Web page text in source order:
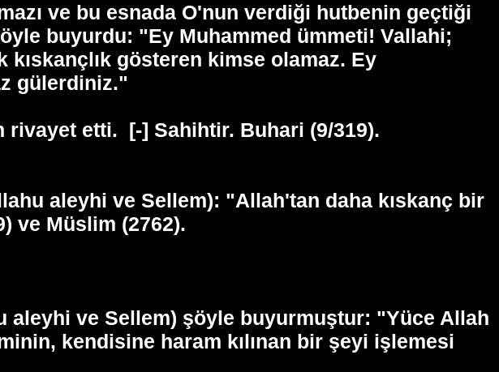
ve bu esnada O'nun verdiği hutbenin geçtiği
buyurdu: "Ey Muhammed ümmeti! Vallahi;
kıskançlık gösteren kimse olamaz. Ey
gülerdiniz."
rivayet etti. [-] Sahihtir. Buhari (9/319).
aleyhi ve Sellem): "Allah'tan daha kıskanç bir
ve Müslim (2762).
ve Sellem) şöyle buyurmuştur: "Yüce Allah
kendisine haram kılınan bir şeyi işlemesi